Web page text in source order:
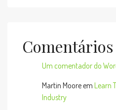
Um comentador do
Martin Mooreem Learn
Industry